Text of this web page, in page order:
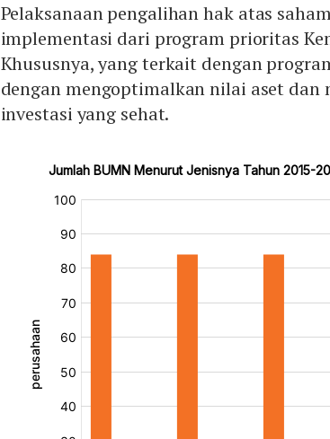
Pelaksanaan pengalihan hak atas
implementasi dari program prioritas
Khususnya, yang terkait dengan
dengan mengoptimalkan nilai aset dan
investasi yang sehat.